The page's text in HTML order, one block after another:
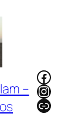
–
Link